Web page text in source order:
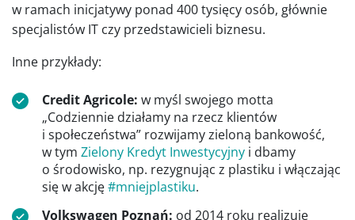
w ramach inicjatywy ponad 400 tysięcy osób, głównie
specjalistów IT czy przedstawicieli biznesu.
Inne przykłady:
Credit Agricole: w myśl swojego motta
„Codziennie działamy na rzecz klientów
i społeczeństwa” rozwijamy zieloną bankowość,
w tym Zielony Kredyt Inwestycyjny i dbamy
o środowisko, np. rezygnując z plastiku i włączając
się w akcję#mniejplastiku.
Volkswagen Poznań: od 2014 roku realizuje